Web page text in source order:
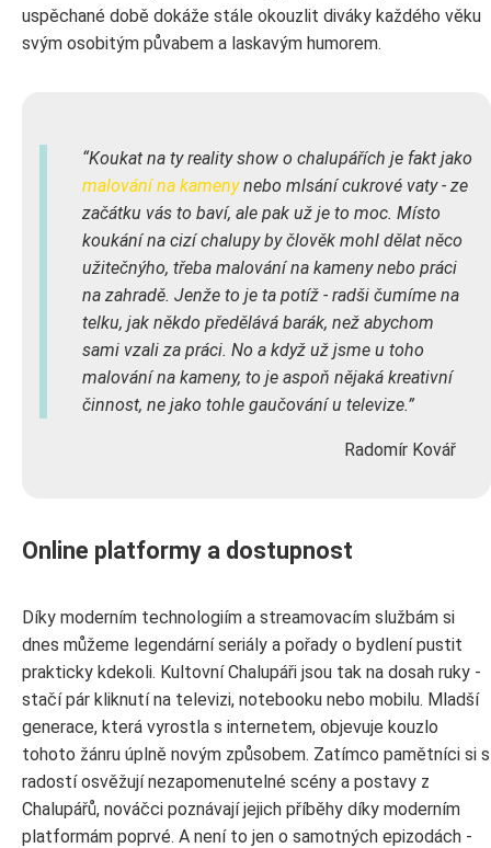
uspěchané době dokáže stále okouzlit diváky každého věku
svým osobitým půvabem a laskavým humorem.
Koukat na ty reality show o chalupářích je fakt jako
malování na kamenynebo mlsání cukrové vaty - ze
začátku vás to baví, ale pak už je to moc. Místo
koukání na cizí chalupy by člověk mohl dělat něco
užitečnýho, třeba malování na kameny nebo práci
na zahradě. Jenže to je ta potíž - radši čumíme na
telku, jak někdo předělává barák, než abychom
sami vzali za práci. No a když už jsme u toho
malování na kameny, to je aspoň nějaká kreativní
činnost, ne jako tohle gaučování u televize.
Radomír Kovář
Online platformy a dostupnost
Díky moderním technologiím a streamovacím službám si
dnes můžeme legendární seriály a pořady o bydlení pustit
prakticky kdekoli. Kultovní Chalupáři jsou tak na dosah ruky -
stačí pár kliknutí na televizi, notebooku nebo mobilu. Mladší
generace, která vyrostla s internetem, objevuje kouzlo
tohoto žánru úplně novým způsobem. Zatímco pamětníci si s
radostí osvěžují nezapomenutelné scény a postavy z
Chalupářů, nováčci poznávají jejich příběhy díky moderním
platformám poprvé. A není to jen o samotných epizodách -